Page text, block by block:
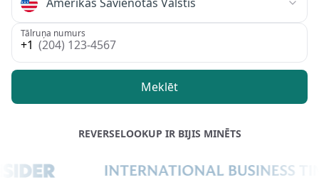
Amerikas Savienotās Valstis
Tālruņa numurs
(204) 123-4567
Meklēt
REVERSELOOKUP IR BIJIS MINĒTS